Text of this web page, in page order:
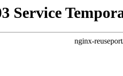
Service
nginx-